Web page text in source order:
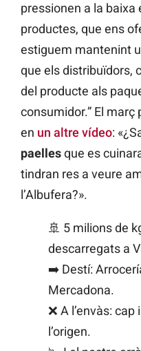
pressionen a la baixa
productes, que ens
estiguem mantenint
que els distribuïdors,
del producte als
consumidor.” El
en un altre vídeo:
paellesque es
tindran res a veure
l’Albufera?».
🚢 5 milions de
descarregats a
➡️ Destí:
Mercadona.
❌ A l’envàs:
l’origen.